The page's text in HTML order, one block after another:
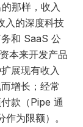
那样，收入
入的深度科技
和 SaaS 公
本来开发产品
展现有收入
增长；经常
款（Pipe 通
为限额）。